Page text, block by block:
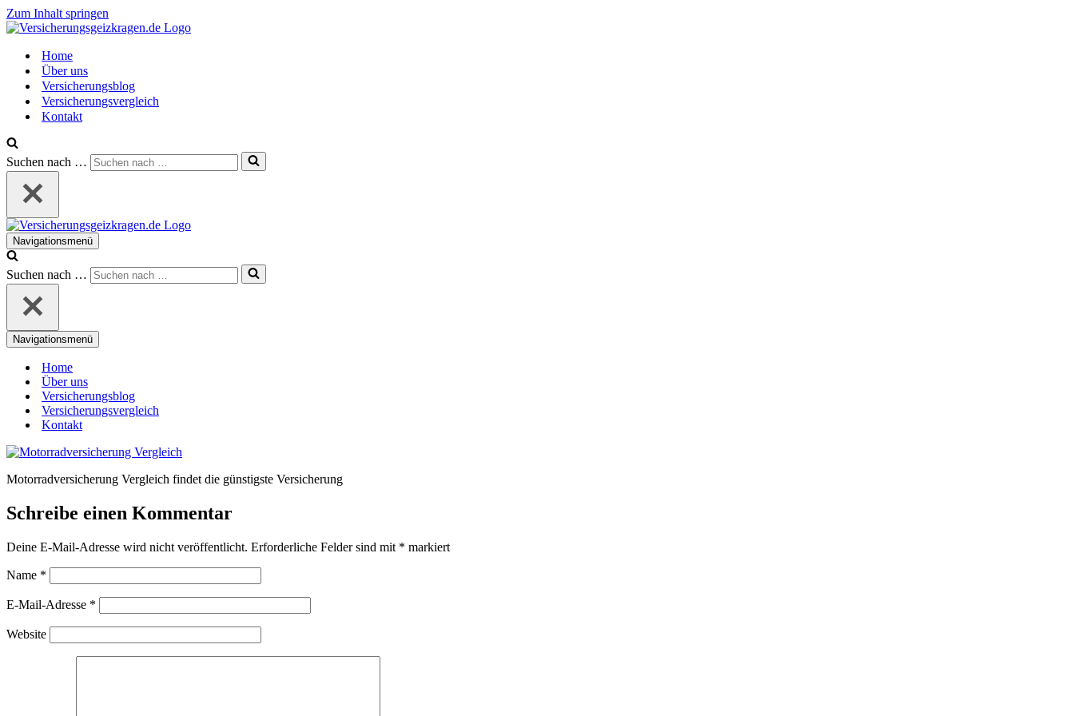
Zum Inhalt springen
Home
Über uns
Versicherungsblog
Versicherungsvergleich
Kontakt
Suchen nach …
Navigationsmenü
Suchen nach …
Navigationsmenü
Home
Über uns
Versicherungsblog
Versicherungsvergleich
Kontakt
Motorradversicherung Vergleich findet die günstigste Versicherung
Schreibe einen Kommentar
Deine E-Mail-Adresse wird nicht veröffentlicht. Erforderliche Felder sind mit * markiert
Name *
E-Mail-Adresse *
Website